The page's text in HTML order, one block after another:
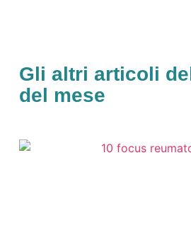
Gli altri articoli
del mese